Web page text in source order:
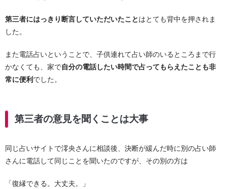
第三者にはっきり断言していただいたことはとても背中を押されま
した。
また電話占いということで、子供連れて占い師のいるところまで行
かなくても、家で自分の電話したい時間で占ってもらえたことも非
常に便利 でした。
第三者の意見を聞くことは大事
同じ占いサイトで澪央さんに相談後、決断が緩んだ時に別の占い師
さんに電話して同じことを聞いたのですが、その別の方は
「復縁できる。大丈夫。」